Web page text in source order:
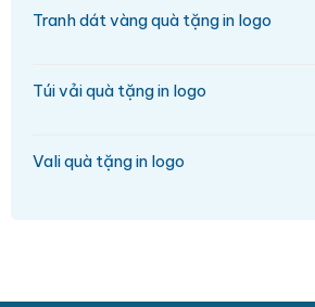
Tranh dát vàng quà tặng in logo
Túi vải quà tặng in logo
Vali quà tặng in logo